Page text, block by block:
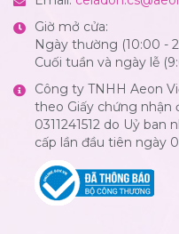
Giờ mở cửa:
Ngày thường (10:00 -
Cuối tuần và ngày lễ
Công ty TNHH Aeon
theo Giấy chứng nhận
0311241512 do Uỷ ban
cấp lần đầu tiên ngày